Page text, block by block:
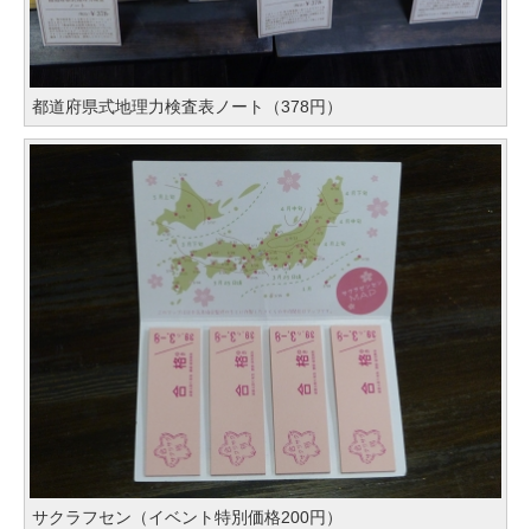
都道府県式地理力検査表ノート（378円）
サクラフセン（イベント特別価格200円）